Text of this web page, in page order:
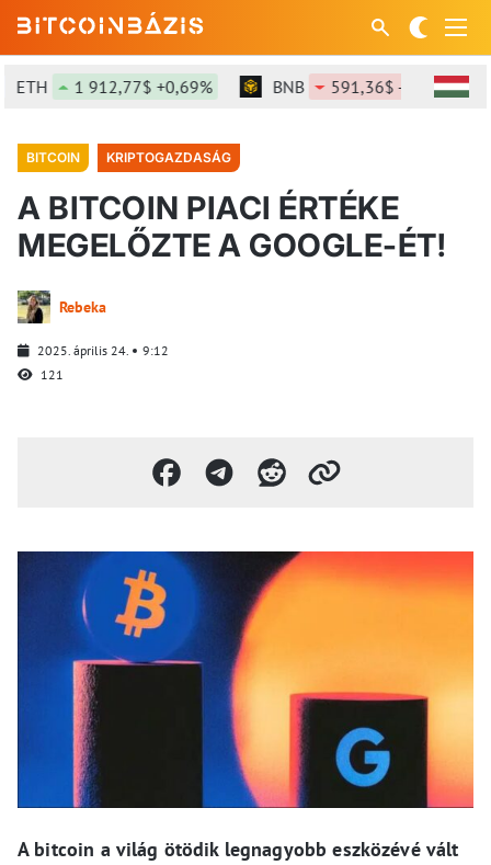
1 912,77$ +0,69% BNB 591,36$ -0,29%
BITCOIN KRIPTOGAZDASÁG
A BITCOIN PIACI ÉRTÉKE
MEGELŐZTE A GOOGLE-ÉT!
Rebeka
2025. április 24.
9:12
121
A bitcoin a világ ötödik legnagyobb eszközévé vált